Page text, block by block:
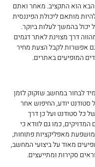
הוא התקציב. מאחר ואתם
מותאם ליכולת הפיננסית
בהמשך לעלות ביוקר.
דרך מצוינת לאתר דגמים
אפשרות לקבל הצעת מחיר
המופיעים באתרים.
לבחור במחשב שזקוק לזמן
יודע, החיפוש אחר
כל סטודנט ועל כן דרך
המדויקים, כמו גם לוודא כי
מושפעת מאפליקציות פתוחות,
מאוד על ביצועי המחשב,
סקירות ומתייעצים.